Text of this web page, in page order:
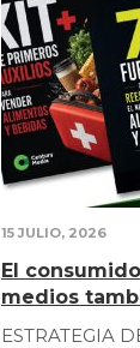
15 JULIO, 2026
El
medios
ESTRATEGIA